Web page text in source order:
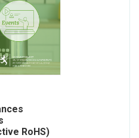
RoHS)